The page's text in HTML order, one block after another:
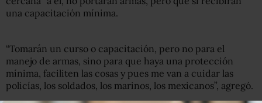
una capacitación mínima.
“Tomarán un curso o capacitación, pero no para el
manejo de armas, sino para que haya una protección
mínima, faciliten las cosas y pues me van a cuidar las
policías, los soldados, los marinos, los mexicanos”, agregó.